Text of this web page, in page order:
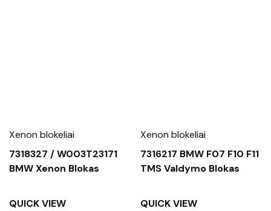
Xenon blokeliai
7318327 / W003T23171
BMW Xenon Blokas
QUICK VIEW
Xenon blokeliai
7316217 BMW F07 F10 F11
TMS Valdymo Blokas
QUICK VIEW